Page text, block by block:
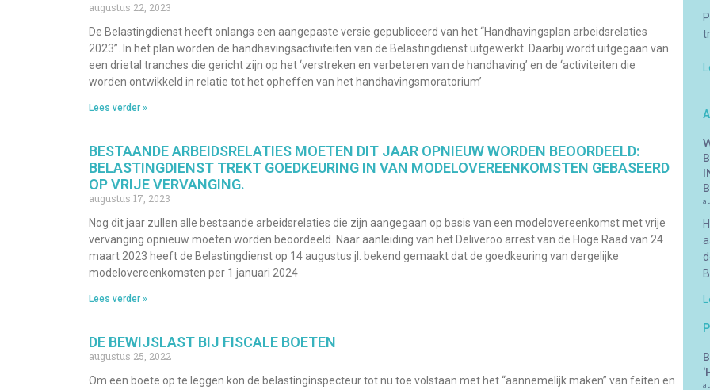
augustus 22, 2023
De Belastingdienst heeft onlangs een aangepaste versie gepubliceerd van het “Handhavingsplan arbeidsrelaties
2023”. In het plan worden de handhavingsactiviteiten van de Belastingdienst uitgewerkt. Daarbij wordt uitgegaan van
een drietal tranches die gericht zijn op het ‘verstreken en verbeteren van de handhaving’ en de ‘activiteiten die
worden ontwikkeld in relatie tot het opheffen van het handhavingsmoratorium’
Lees verder »
BESTAANDE ARBEIDSRELATIES MOETEN DIT JAAR OPNIEUW WORDEN BEOORDEELD:
BELASTINGDIENST TREKT GOEDKEURING IN VAN MODELOVEREENKOMSTEN GEBASEERD
OP VRIJE VERVANGING.
augustus 17, 2023
Nog dit jaar zullen alle bestaande arbeidsrelaties die zijn aangegaan op basis van een modelovereenkomst met vrije
vervanging opnieuw moeten worden beoordeeld. Naar aanleiding van het Deliveroo arrest van de Hoge Raad van 24
maart 2023 heeft de Belastingdienst op 14 augustus jl. bekend gemaakt dat de goedkeuring van dergelijke
modelovereenkomsten per 1 januari 2024
Lees verder »
DE BEWIJSLAST BIJ FISCALE BOETEN
augustus 25, 2022
Om een boete op te leggen kon de belastinginspecteur tot nu toe volstaan met het “aannemelijk maken” van feiten en